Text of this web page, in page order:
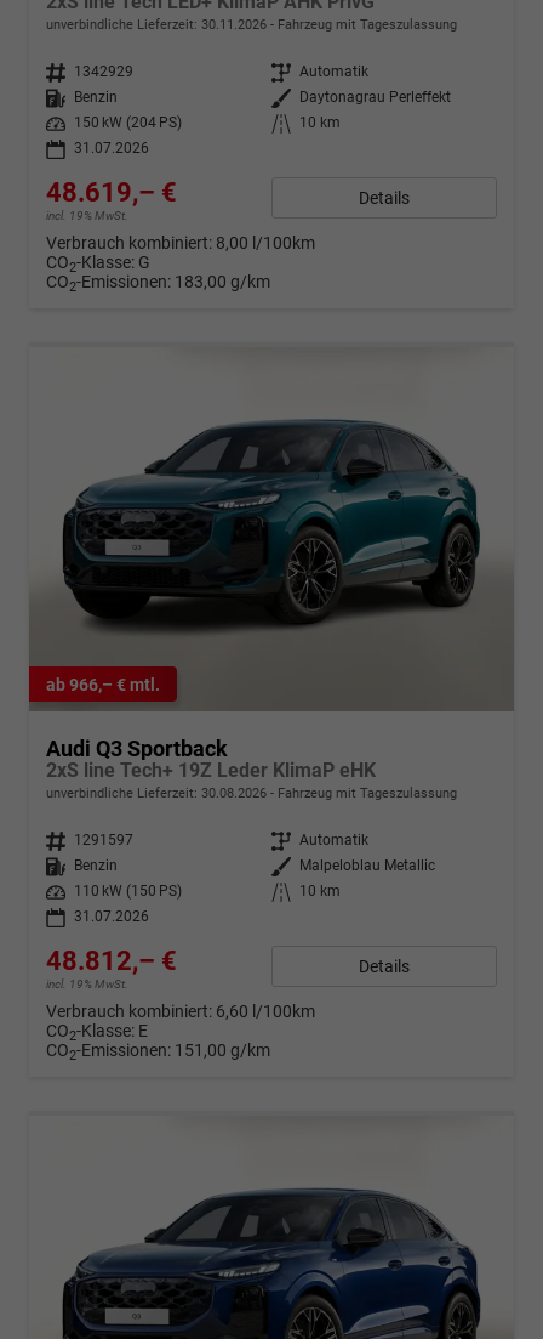
unverbindliche Lieferzeit: 30.11.2026 Fahrzeug mit Tageszulassung
Fahrzeugnr. 1342929 Getriebe Automatik
Kraftstoff
Benzin Außenfarbe
Daytonagrau Perleffekt
Leistung
150 kW (204 PS) Kilometerstand
10 km
31.07.2026
48.619,– €
incl. 19% MwSt.
Details
Verbrauch kombiniert: 8,00 l/100km
CO2-Klasse: G
CO2-Emissionen: 183,00 g/km
ab 966,– € mtl.
Audi Q3 Sportback
2xS line Tech+ 19Z Leder KlimaP eHK
unverbindliche Lieferzeit: 30.08.2026 Fahrzeug mit Tageszulassung
Fahrzeugnr. 1291597 Getriebe Automatik
Kraftstoff
Benzin Außenfarbe
Malpeloblau Metallic
Leistung
110 kW (150 PS) Kilometerstand
10 km
31.07.2026
48.812,– €
incl. 19% MwSt.
Details
Verbrauch kombiniert: 6,60 l/100km
CO2-Klasse: E
CO2-Emissionen: 151,00 g/km